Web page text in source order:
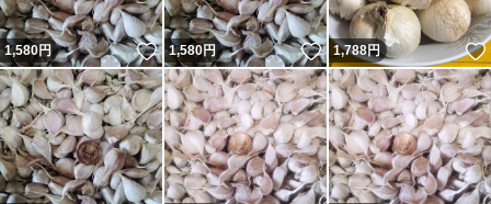
1,580円 いいね！
1,580円 いいね！
1,788円